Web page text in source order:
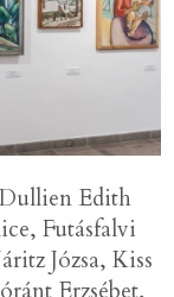
Edith
Futásfalvi
Józsa, Kiss
Erzsébet,